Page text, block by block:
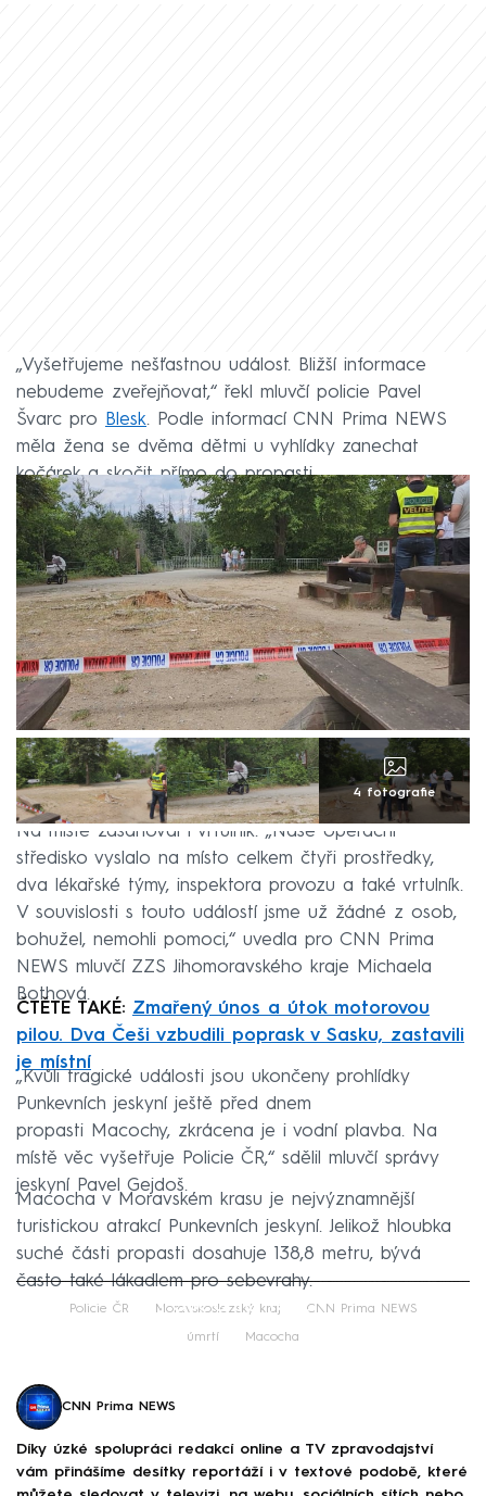
„Vyšetřujeme nešťastnou událost. Bližší informace
nebudeme zveřejňovat,“ řekl mluvčí policie Pavel
Švarc pro
Blesk. Podle informací CNN Prima NEWS
měla žena se dvěma dětmi u vyhlídky zanechat
kočárek a skočit přímo do propasti.
4 fotografie
Na místě zasahoval i vrtulník. „Naše operační
středisko vyslalo na místo celkem čtyři prostředky,
dva lékařské týmy, inspektora provozu a také vrtulník.
V souvislosti s touto událostí jsme už žádné z osob,
bohužel, nemohli pomoci,“ uvedla pro CNN Prima
NEWS mluvčí ZZS Jihomoravského kraje Michaela
Bothová.
ČTĚTE TAKÉ: Zmařený únos a útok motorovou
pilou. Dva Češi vzbudili poprask v Sasku, zastavili
je místní
„Kvůli tragické události jsou ukončeny prohlídky
Punkevních jeskyní ještě před dnem
propasti Macochy, zkrácena je i vodní plavba. Na
místě věc vyšetřuje Policie ČR,“ sdělil mluvčí správy
jeskyní Pavel Gejdoš.
Macocha v Moravském krasu je nejvýznamnější
turistickou atrakcí Punkevních jeskyní. Jelikož hloubka
suché části propasti dosahuje 138,8 metru, bývá
často také lákadlem pro sebevrahy.
Failed to fetch
Policie ČR Moravskoslezský kraj CNN Prima NEWS
úmrtí Macocha
CNN Prima NEWS
Díky úzké spolupráci redakcí online a TV zpravodajství
vám přinášíme desítky reportáží i v textové podobě, které